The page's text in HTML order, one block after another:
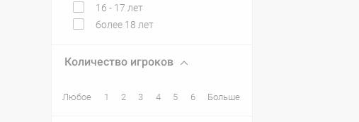
16 - 17 лет
более 18 лет
Количество игроков
Любое 1 2 3 4 5 6 Больше